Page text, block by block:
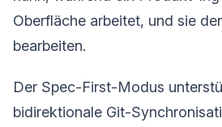
Oberfläche arbeitet, und sie
bearbeiten.
Der Spec-First-Modus
bidirektionale Git-